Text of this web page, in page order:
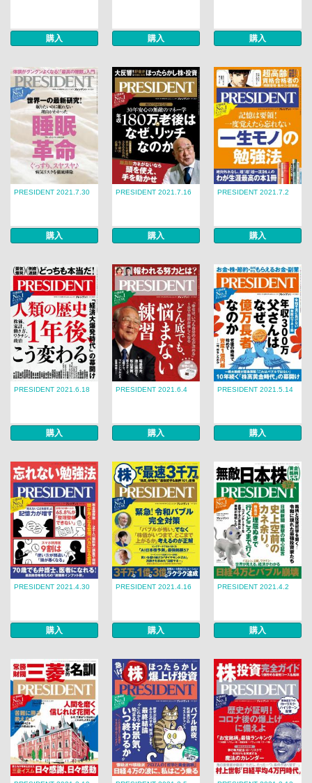
購入 購入 購入
PRESIDENT 2021.7.30
購入
PRESIDENT 2021.7.16
購入
PRESIDENT 2021.7.2
購入
PRESIDENT 2021.6.18
購入
PRESIDENT 2021.6.4
購入
PRESIDENT 2021.5.14
購入
PRESIDENT 2021.4.30
購入
PRESIDENT 2021.4.16
購入
PRESIDENT 2021.4.2
購入